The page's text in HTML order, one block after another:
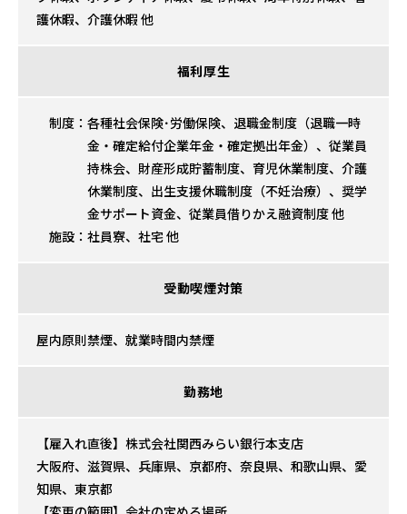
護休暇、介護休暇 他
福利厚生
制度： 各種社会保険･労働保険、退職金制度（退職一時
金・確定給付企業年金・確定拠出年金）、従業員
持株会、財産形成貯蓄制度、育児休業制度、介護
休業制度、出生支援休職制度（不妊治療）、奨学
金サポート資金、従業員借りかえ融資制度 他
施設： 社員寮、社宅 他
受動喫煙対策
屋内原則禁煙、就業時間内禁煙
勤務地
【雇入れ直後】株式会社関西みらい銀行本支店
大阪府、滋賀県、兵庫県、京都府、奈良県、和歌山県、愛
知県、東京都